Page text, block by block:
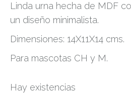
Linda urna hecha de MDF
un diseño minimalista.
Dimensiones: 14X11X14 cms.
Para mascotas CH y M.
Hay existencias